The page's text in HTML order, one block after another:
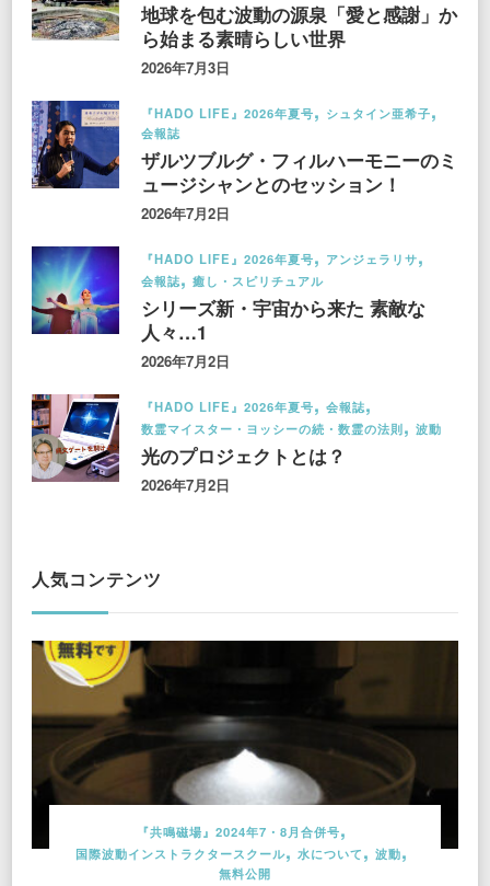
地球を包む波動の源泉「愛と感謝」か
ら始まる素晴らしい世界
2026年7月3日
『HADO LIFE』2026年夏号
シュタイン亜希子
会報誌
ザルツブルグ・フィルハーモニーのミ
ュージシャンとのセッション！
2026年7月2日
『HADO LIFE』2026年夏号
アンジェラリサ
会報誌
癒し・スピリチュアル
シリーズ新・宇宙から来た 素敵な
人々…1
2026年7月2日
『HADO LIFE』2026年夏号
会報誌
数霊マイスター・ヨッシーの続・数霊の法則
波動
光のプロジェクトとは？
2026年7月2日
人気コンテンツ
『共鳴磁場』2024年7・8月合併号
国際波動インストラクタースクール
水について
波動
無料公開